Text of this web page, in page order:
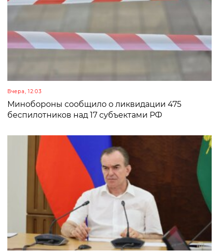
Вчера, 12:03
Минобороны сообщило о ликвидации 475
беспилотников над 17 субъектами РФ